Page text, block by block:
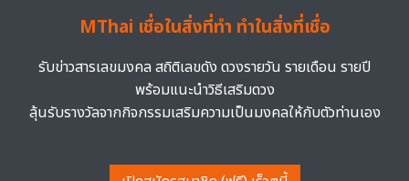
MThai เชื่อในสิ่งที่ทำ ทำในสิ่งที่เชื่อ
รับข่าวสารเลขมงคล สถิติเลขดัง ดวงรายวัน รายเดือน รายปี
พร้อมแนะนำวิธีเสริมดวง
ลุ้นรับรางวัลจากกิจกรรมเสริมความเป็นมงคลให้กับตัวท่านเอง